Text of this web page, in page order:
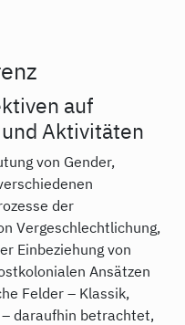
auf
Aktivitäten
von Gender,
der
Vergeschlechtlichung,
Einbeziehung von
Ansätzen
Felder – Klassik,
– daraufhin betrachtet,